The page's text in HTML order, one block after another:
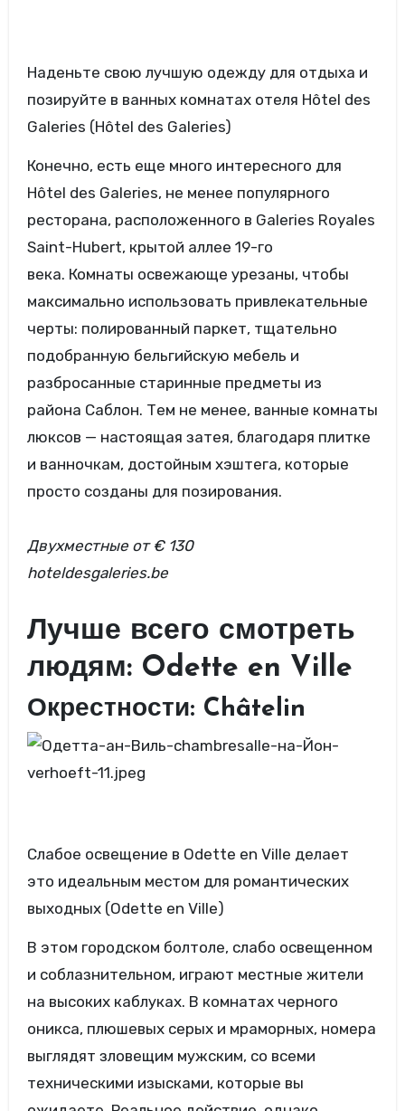
Наденьте свою лучшую одежду для отдыха и
позируйте в ванных комнатах отеля Hôtel des
Galeries (Hôtel des Galeries)
Конечно, есть еще много интересного для
Hôtel des Galeries, не менее популярного
ресторана, расположенного в Galeries Royales
Saint-Hubert, крытой аллее 19-го
века. Комнаты освежающе урезаны, чтобы
максимально использовать привлекательные
черты: полированный паркет, тщательно
подобранную бельгийскую мебель и
разбросанные старинные предметы из
района Саблон. Тем не менее, ванные комнаты
люксов — настоящая затея, благодаря плитке
и ванночкам, достойным хэштега, которые
просто созданы для позирования.
Двухместные от € 130
hoteldesgaleries.be
Лучше всего смотреть
людям: Odette en Ville
Окрестности: Châtelin
Слабое освещение в Odette en Ville делает
это идеальным местом для романтических
выходных (Odette en Ville)
В этом городском болтоле, слабо освещенном
и соблазнительном, играют местные жители
на высоких каблуках. В комнатах черного
оникса, плюшевых серых и мраморных, номера
выглядят зловещим мужским, со всеми
техническими изысками, которые вы